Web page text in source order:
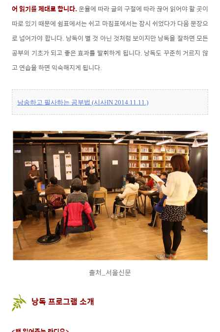
어 읽기를 제대로 합니다.운율에 따라 글의 구절에 따라 끊어 읽어야 할 곳이
따로 있기 때문에 쉼표에서는 쉬고 마침표에서는 잠시 쉬었다가 다음 문장으
로 넘어가야 합니다. 낭독이 별 것 아닌 것처럼 보이지만 낭독을 잘하면 모든
공부의 기초가 되고 좋은 효과를 발휘하게 됩니다. 낭독도 꾸준히 거르지 않
고 연습을 하면 익숙해지게 됩니다.
낭송하고 필사하는 공부법 (시사IN 2014.11.11.)
출처_서울신문
낭독 프로그램 소개